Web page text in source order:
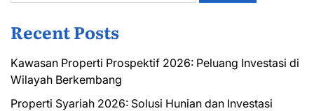
Recent Posts
Kawasan Properti Prospektif 2026: Peluang Investasi di
Wilayah Berkembang
Properti Syariah 2026: Solusi Hunian dan Investasi